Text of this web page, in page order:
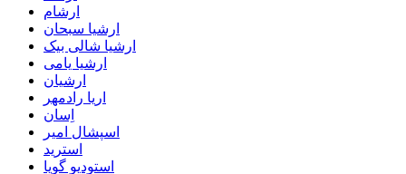
ارشام
ارشیا سبحان
ارشیا شالی بیک
ارشیا یامی
ارشیان
اریا رادمهر
اِسان
اسپشال امیر
استرید
استودیو گویا